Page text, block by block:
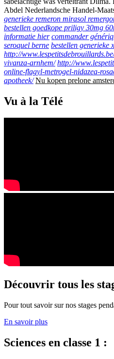
Abdel Nederlandsche Handel-
generieke remeron mirasol
bestellen goedkope priligy 30mg
informatie hier commander
seroquel berne bestellen generieke
http://
vivanza-arnhem/ http://
online-flagyl-metrogel-nidazea-
apotheek/ Nu kopen prelone
Vu à la Télé
Découvrir tous les
Pour tout savoir sur nos stages
En savoir plus
Sciences en classe 1 :